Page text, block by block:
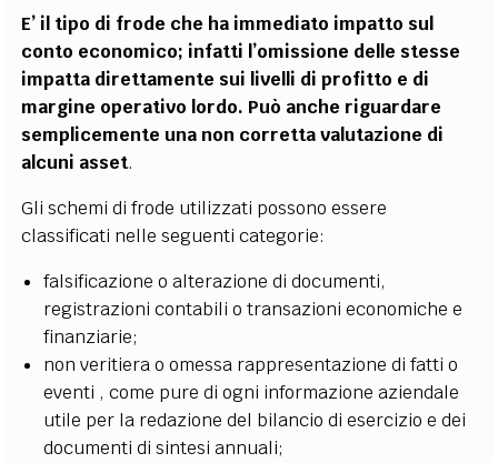
E’ il tipo di frode che ha immediato impatto sul
conto economico; infatti l’omissione delle stesse
impatta direttamente sui livelli di profitto e di
margine operativo lordo. Può anche riguardare
semplicemente una non corretta valutazione di
alcuni asset.
Gli schemi di frode utilizzati possono essere
classificati nelle seguenti categorie:
falsificazione o alterazione di documenti,
registrazioni contabili o transazioni economiche e
finanziarie;
non veritiera o omessa rappresentazione di fatti o
eventi , come pure di ogni informazione aziendale
utile per la redazione del bilancio di esercizio e dei
documenti di sintesi annuali;